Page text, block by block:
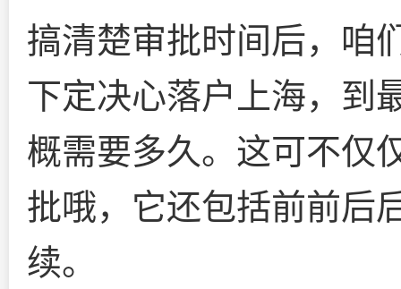
搞清楚审批时间后，咱
下定决心落户上海，到
概需要多久。这可不仅
批哦，它还包括前前后
续。